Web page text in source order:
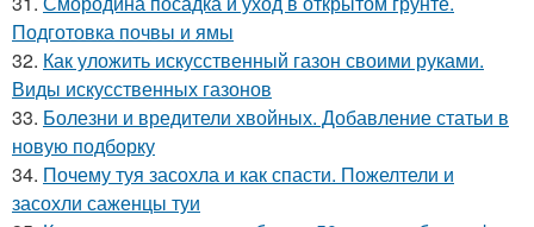
Подготовка почвы и ямы
32. Как уложить искусственный газон своими руками.
Виды искусственных газонов
33. Болезни и вредители хвойных. Добавление статьи в
новую подборку
34. Почему туя засохла и как спасти. Пожелтели и
засохли саженцы туи